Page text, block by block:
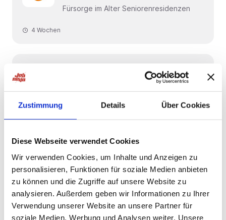
Zustimmung Details Über Cookies
Diese Webseite verwendet Cookies
Wir verwenden Cookies, um Inhalte und Anzeigen zu
personalisieren, Funktionen für soziale Medien anbieten
zu können und die Zugriffe auf unsere Website zu
analysieren. Außerdem geben wir Informationen zu Ihrer
Verwendung unserer Website an unsere Partner für
soziale Medien, Werbung und Analysen weiter. Unsere
Fürsorge im Alter Seniorenresidenzen
4 Wochen
Seniorenresidenz Haus Bavaria
Fürsorge im Alter Seniorenresidenzen
4 Wochen
Berlin
Bewerbung Fürsorge im Alter
Seniorenresidenz Haus Steglitz